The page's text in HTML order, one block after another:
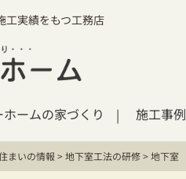
工実績をもつ工務店
ホームの家づくり 施工事例
まいの情報 >地下室工法の研修>地下室